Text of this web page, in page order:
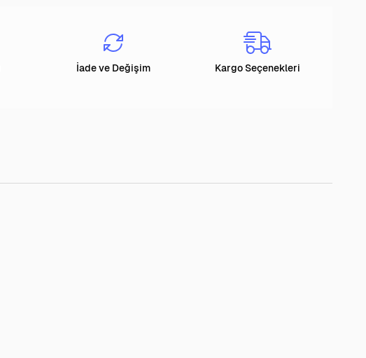
İade ve Değişim Kargo Seçenekleri